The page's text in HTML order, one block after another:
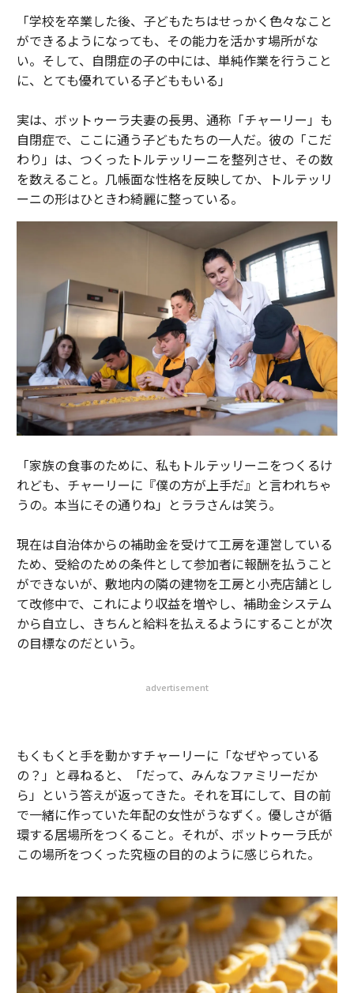
「学校を卒業した後、子どもたちはせっかく色々なこと
ができるようになっても、その能力を活かす場所がな
い。そして、自閉症の子の中には、単純作業を行うこと
に、とても優れている子どももいる」
実は、ボットゥーラ夫妻の長男、通称「チャーリー」も
自閉症で、ここに通う子どもたちの一人だ。彼の「こだ
わり」は、つくったトルテッリーニを整列させ、その数
を数えること。几帳面な性格を反映してか、トルテッリ
ーニの形はひときわ綺麗に整っている。
「家族の食事のために、私もトルテッリーニをつくるけ
れども、チャーリーに『僕の方が上手だ』と言われちゃ
うの。本当にその通りね」とララさんは笑う。
現在は自治体からの補助金を受けて工房を運営している
ため、受給のための条件として参加者に報酬を払うこと
ができないが、敷地内の隣の建物を工房と小売店舗とし
て改修中で、これにより収益を増やし、補助金システム
から自立し、きちんと給料を払えるようにすることが次
の目標なのだという。
advertisement
もくもくと手を動かすチャーリーに「なぜやっている
の？」と尋ねると、「だって、みんなファミリーだか
ら」という答えが返ってきた。それを耳にして、目の前
で一緒に作っていた年配の女性がうなずく。優しさが循
環する居場所をつくること。それが、ボットゥーラ氏が
この場所をつくった究極の目的のように感じられた。